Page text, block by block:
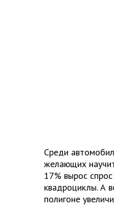
Среди
желающих
17% вырос
квадроциклы. А
полигоне